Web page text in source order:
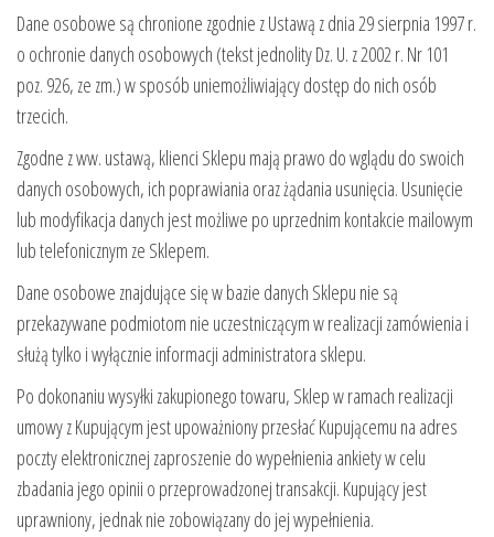
Dane osobowe są chronione zgodnie z Ustawą z dnia 29 sierpnia 1997 r.
o ochronie danych osobowych (tekst jednolity Dz. U. z 2002 r. Nr 101
poz. 926, ze zm.) w sposób uniemożliwiający dostęp do nich osób
trzecich.
Zgodne z ww. ustawą, klienci Sklepu mają prawo do wglądu do swoich
danych osobowych, ich poprawiania oraz żądania usunięcia. Usunięcie
lub modyfikacja danych jest możliwe po uprzednim kontakcie mailowym
lub telefonicznym ze Sklepem.
Dane osobowe znajdujące się w bazie danych Sklepu nie są
przekazywane podmiotom nie uczestniczącym w realizacji zamówienia i
służą tylko i wyłącznie informacji administratora sklepu.
Po dokonaniu wysyłki zakupionego towaru, Sklep w ramach realizacji
umowy z Kupującym jest upoważniony przesłać Kupującemu na adres
poczty elektronicznej zaproszenie do wypełnienia ankiety w celu
zbadania jego opinii o przeprowadzonej transakcji. Kupujący jest
uprawniony, jednak nie zobowiązany do jej wypełnienia.